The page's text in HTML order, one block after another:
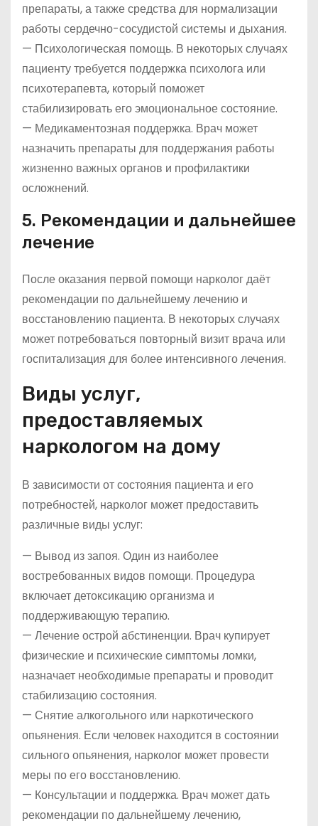
препараты, а также средства для нормализации
работы сердечно-сосудистой системы и дыхания.
— Психологическая помощь. В некоторых случаях
пациенту требуется поддержка психолога или
психотерапевта, который поможет
стабилизировать его эмоциональное состояние.
— Медикаментозная поддержка. Врач может
назначить препараты для поддержания работы
жизненно важных органов и профилактики
осложнений.
5. Рекомендации и дальнейшее
лечение
После оказания первой помощи нарколог даёт
рекомендации по дальнейшему лечению и
восстановлению пациента. В некоторых случаях
может потребоваться повторный визит врача или
госпитализация для более интенсивного лечения.
Виды услуг,
предоставляемых
наркологом на дому
В зависимости от состояния пациента и его
потребностей, нарколог может предоставить
различные виды услуг:
— Вывод из запоя. Один из наиболее
востребованных видов помощи. Процедура
включает детоксикацию организма и
поддерживающую терапию.
— Лечение острой абстиненции. Врач купирует
физические и психические симптомы ломки,
назначает необходимые препараты и проводит
стабилизацию состояния.
— Снятие алкогольного или наркотического
опьянения. Если человек находится в состоянии
сильного опьянения, нарколог может провести
меры по его восстановлению.
— Консультации и поддержка. Врач может дать
рекомендации по дальнейшему лечению,